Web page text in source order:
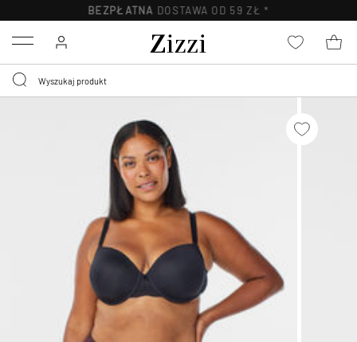
BEZPŁATNA DOSTAWA OD 59 ZŁ *
Menu